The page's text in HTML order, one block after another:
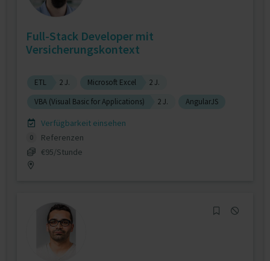
Full-Stack Developer mit
Versicherungskontext
ETL 2 J. Microsoft Excel
2 J.
VBA (Visual Basic for Applications)
2 J. AngularJS
Verfügbarkeit einsehen
0
Referenzen
€95/Stunde